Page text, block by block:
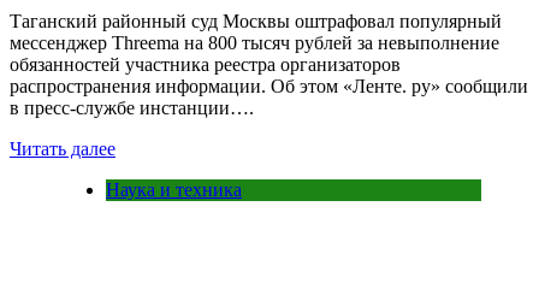
Таганский районный суд Москвы оштрафовал популярный
мессенджер Threema на 800 тысяч рублей за невыполнение
обязанностей участника реестра организаторов
распространения информации. Об этом «Ленте. ру» сообщили
в пресс-службе инстанции….
Читать далее
Наука и техника